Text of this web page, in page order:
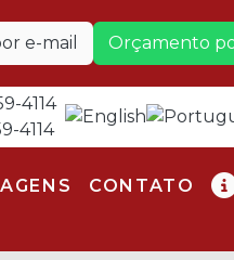
e-mail Orçamento
4114
4114
CONTATO